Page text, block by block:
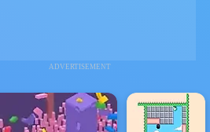
ADVERTISEMENT